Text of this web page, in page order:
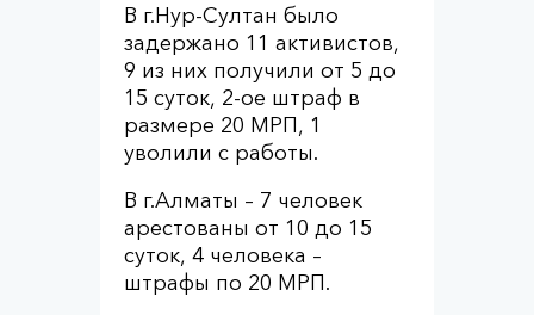
В г.Нур-Султан было
задержано 11 активистов,
9 из них получили от 5 до
15 суток, 2-ое штраф в
размере 20 МРП, 1
уволили с работы.
В г.Алматы – 7 человек
арестованы от 10 до 15
суток, 4 человека –
штрафы по 20 МРП.